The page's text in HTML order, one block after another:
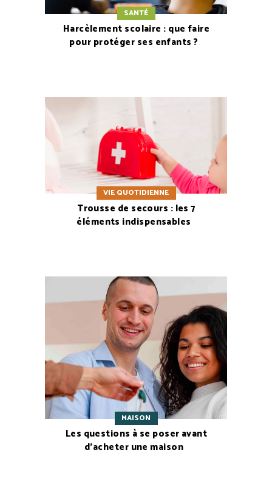
SANTÉ
Harcèlement scolaire : que faire
pour protéger ses enfants ?
VIE QUOTIDIENNE
Trousse de secours : les 7
éléments indispensables
MAISON
Les questions à se poser avant
d’acheter une maison